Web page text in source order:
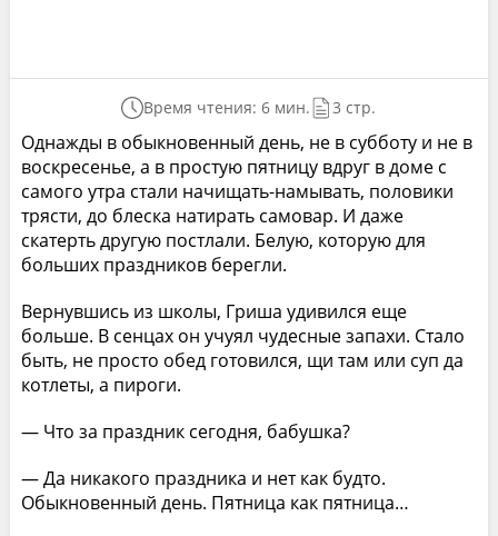
Время чтения: 6 мин. 3 стр.
Однажды в обыкновенный день, не в субботу и не в
воскресенье, а в простую пятницу вдруг в доме с
самого утра стали начищать-намывать, половики
трясти, до блеска натирать самовар. И даже
скатерть другую постлали. Белую, которую для
больших праздников берегли.
Вернувшись из школы, Гриша удивился еще
больше. В сенцах он учуял чудесные запахи. Стало
быть, не просто обед готовился, щи там или суп да
котлеты, а пироги.
— Что за праздник сегодня, бабушка?
— Да никакого праздника и нет как будто.
Обыкновенный день. Пятница как пятница…